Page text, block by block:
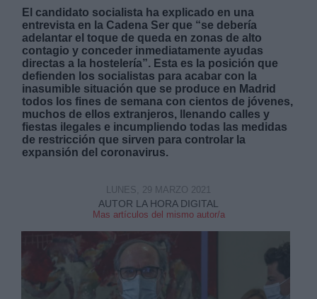
El candidato socialista ha explicado en una
entrevista en la Cadena Ser que “se debería
adelantar el toque de queda en zonas de alto
contagio y conceder inmediatamente ayudas
directas a la hostelería”. Esta es la posición que
defienden los socialistas para acabar con la
inasumible situación que se produce en Madrid
todos los fines de semana con cientos de jóvenes,
muchos de ellos extranjeros, llenando calles y
fiestas ilegales e incumpliendo todas las medidas
de restricción que sirven para controlar la
expansión del coronavirus.
AUTOR LA HORA DIGITAL
Mas artículos del mismo autor/a
LUNES, 29 MARZO 2021